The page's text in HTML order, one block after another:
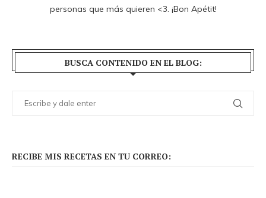
personas que más quieren <3. ¡Bon Apétit!
BUSCA CONTENIDO EN EL BLOG:
RECIBE MIS RECETAS EN TU CORREO: